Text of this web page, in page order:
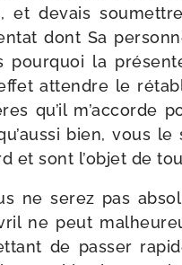
et devais
dont Sa
pour­quoi la
attendre le
qu’il
bien, vous
et sont l’objet de
ne serez pas
ne peut
de pas­ser